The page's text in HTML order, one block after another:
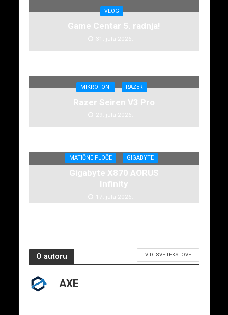
VLOG
Game Centar 5. radnja!
31. jula 2026.
MIKROFONI RAZER
Razer Seiren V3 Pro
29. jula 2026.
MATIČNE PLOČE GIGABYTE
Gigabyte X870 AORUS
Infinity
17. jula 2026.
O autoru VIDI SVE TEKSTOVE
AXE